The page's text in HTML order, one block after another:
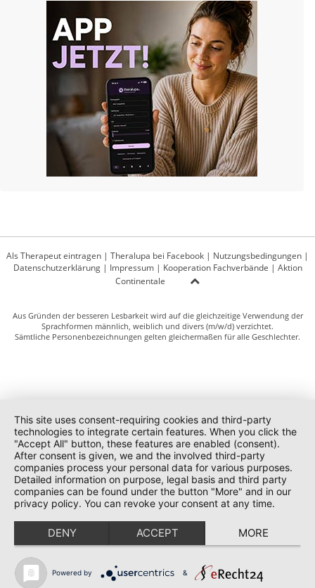
Als Therapeut eintragen | Theralupa bei Facebook | Nutzungsbedingungen |
Datenschutzerklärung| Impressum| Kooperation Fachverbände | Aktion
Continentale
Aus Gründen der besseren Lesbarkeit wird auf die gleichzeitige Verwendung der
Sprachformen männlich, weiblich und divers (m/w/d) verzichtet.
Sämtliche Personenbezeichnungen gelten gleichermaßen für alle Geschlechter.
This site uses consent-requiring cookies and third-party
technologies to integrate certain features. When you click the
"Accept All" button, these features are enabled (consent).
After consent is given, we and the involved third-party
companies process your personal data for various purposes.
Detailed information on purpose, legal basis and third party
companies can be found under the button "More" and in our
privacy policy. You can revoke your consent at any time.
DENY ACCEPT MORE
Powered by &